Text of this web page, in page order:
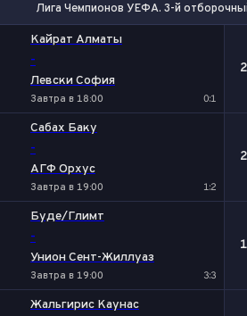
Лига Чемпионов УЕФА. 3-й
Кайрат Алматы
-
Левски София
Завтра в 18:00 0:1
Сабах Баку
-
АГФ Орхус
Завтра в 19:00 1:2
Буде/Глимт
-
Унион Сент-Жиллуаз
Завтра в 19:00 3:3
Жальгирис Каунас